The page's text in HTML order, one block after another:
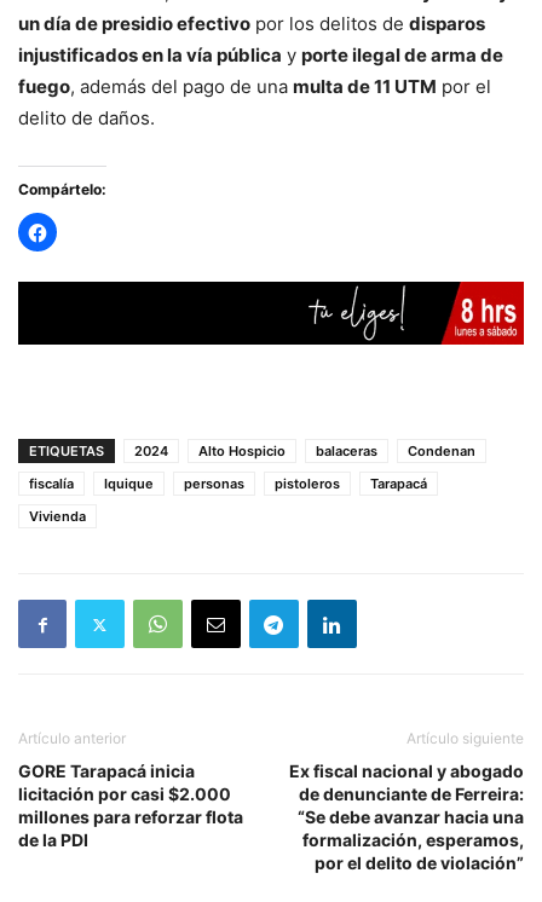
un día de presidio efectivo por los delitos de disparos
injustificados en la vía pública y porte ilegal de arma de
fuego, además del pago de una multa de 11 UTM por el
delito de daños.
Compártelo:
ETIQUETAS 2024 Alto Hospicio balaceras
Condenan
fiscalía
Iquique personas pistoleros
Tarapacá
Vivienda
Artículo anterior
GORE Tarapacá inicia
licitación por casi $2.000
millones para reforzar flota
de la PDI
Artículo siguiente
Ex fiscal nacional y abogado
de denunciante de Ferreira:
“Se debe avanzar hacia una
formalización, esperamos,
por el delito de violación”